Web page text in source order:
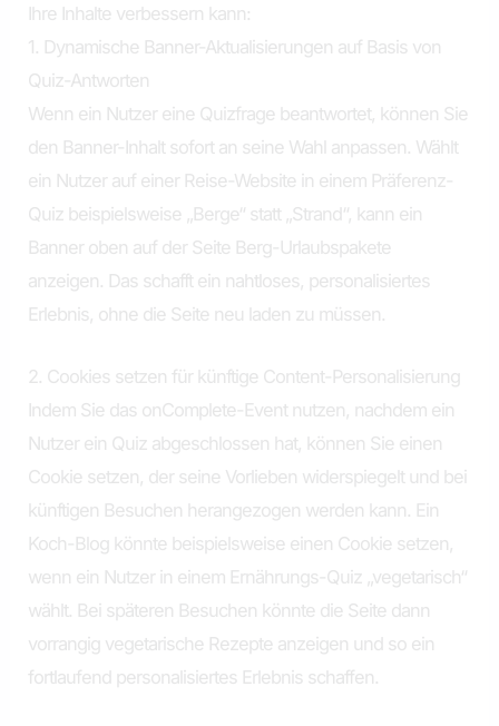
Ihre Inhalte verbessern kann:
1. Dynamische Banner-Aktualisierungen auf Basis von
Quiz-Antworten
Wenn ein Nutzer eine Quizfrage beantwortet, können Sie
den Banner-Inhalt sofort an seine Wahl anpassen. Wählt
ein Nutzer auf einer Reise-Website in einem Präferenz-
Quiz beispielsweise „Berge“ statt „Strand“, kann ein
Banner oben auf der Seite Berg-Urlaubspakete
anzeigen. Das schafft ein nahtloses, personalisiertes
Erlebnis, ohne die Seite neu laden zu müssen.
2. Cookies setzen für künftige Content-Personalisierung
Indem Sie das onComplete-Event nutzen, nachdem ein
Nutzer ein Quiz abgeschlossen hat, können Sie einen
Cookie setzen, der seine Vorlieben widerspiegelt und bei
künftigen Besuchen herangezogen werden kann. Ein
Koch-Blog könnte beispielsweise einen Cookie setzen,
wenn ein Nutzer in einem Ernährungs-Quiz „vegetarisch“
wählt. Bei späteren Besuchen könnte die Seite dann
vorrangig vegetarische Rezepte anzeigen und so ein
fortlaufend personalisiertes Erlebnis schaffen.